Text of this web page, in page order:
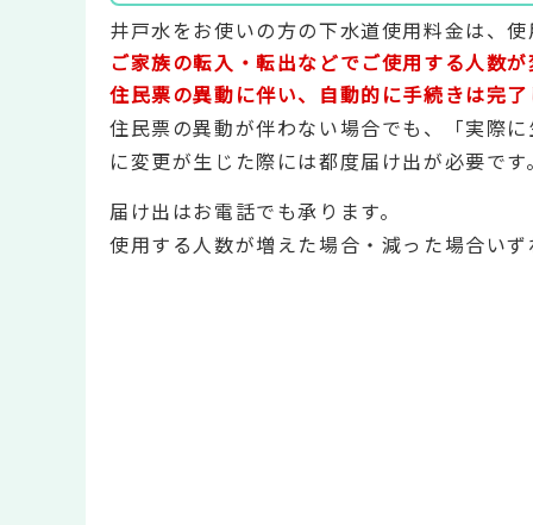
井戸水をお使いの方の下水道使用料金は、
ご家族の転入・転出などでご使用する人数
住民票の異動に伴い、自動的に手続きは完了
住民票の異動が伴わない場合でも、「実際
に変更が生じた際には都度届け出が必要です。
届け出はお電話でも承ります。
使用する人数が増えた場合・減った場合い